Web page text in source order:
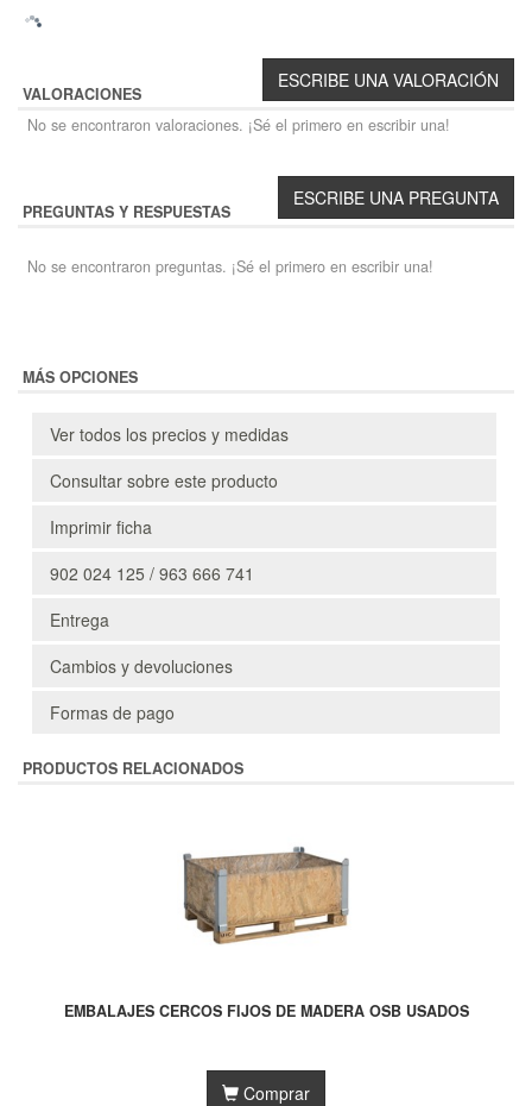
VALORACIONES
No se encontraron valoraciones. ¡Sé el primero en escribir una!
PREGUNTAS Y RESPUESTAS
No se encontraron preguntas. ¡Sé el primero en escribir una!
MÁS OPCIONES
Ver todos los precios y medidas
Consultar sobre este producto
Imprimir ficha
902 024 125 / 963 666 741
Entrega
Cambios y devoluciones
Formas de pago
PRODUCTOS RELACIONADOS
EMBALAJES CERCOS FIJOS DE MADERA OSB USADOS
Comprar